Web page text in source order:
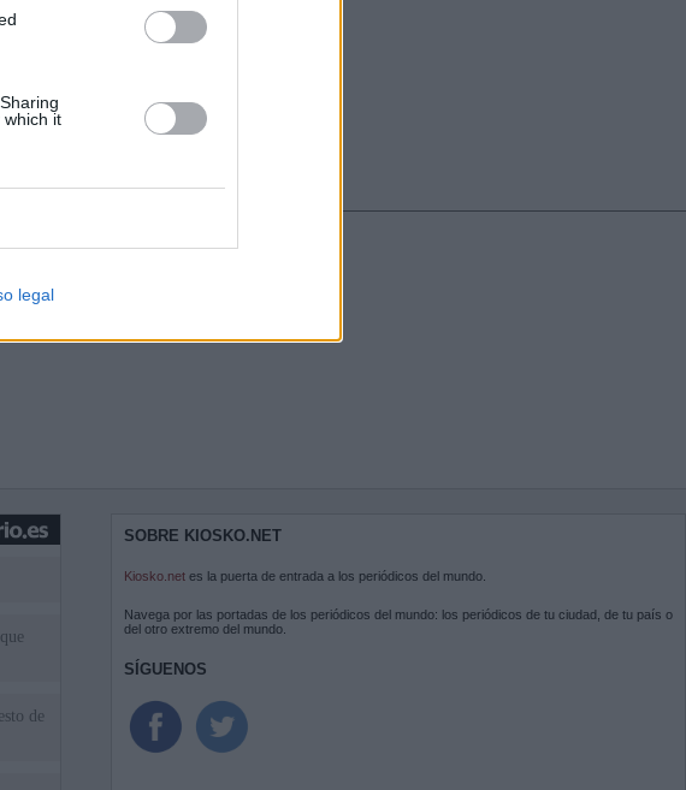
which it
legal
de
SOBRE KIOSKO.NET
Kiosko.net es la puerta de entrada a los periódicos del mundo.
Navega por las portadas de los periódicos del mundo: los periódicos de tu ciudad, de tu país o
del otro extremo del mundo.
SÍGUENOS